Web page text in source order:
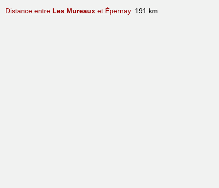
Distance entre Les Mureaux et Épernay: 191 km